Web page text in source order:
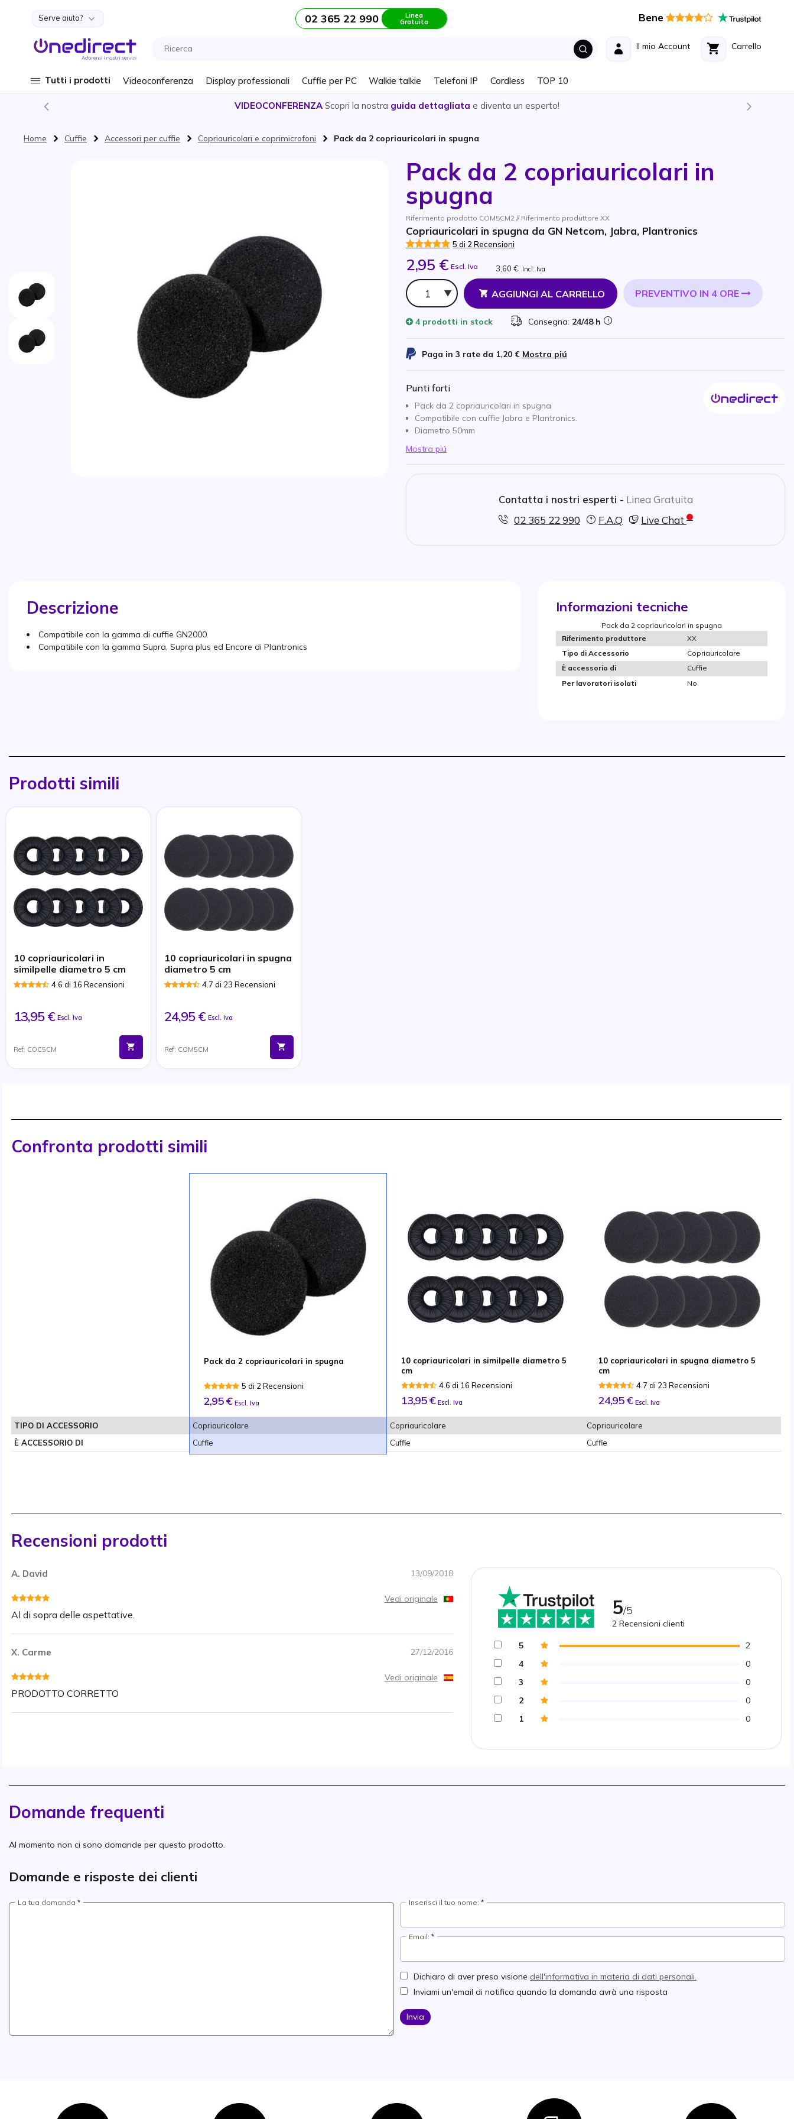
Salta al contenuto
Serve aiuto? 02 365 22 990 Linea
Gratuita Bene
Carrello
Il mio Account
Tutti i prodotti Videoconferenza Display professionali Cuffie per PC Walkie talkie Telefoni IP Cordless TOP 10
VIDEOCONFERENZA Scopri la nostra guida dettagliata e diventa un esperto!
Home Cuffie Accessori per cuffie Copriauricolari e coprimicrofoni Pack da 2 copriauricolari in spugna
Pack da 2 copriauricolari in
spugna
Riferimento prodotto COM5CM2 // Riferimento produttore XX
Copriauricolari in spugna da GN Netcom, Jabra, Plantronics
5 di 2 Recensioni
2,95 € Escl. Iva 3,60 € Incl. Iva
Qtà
AGGIUNGI AL CARRELLO PREVENTIVO IN 4 ORE
4 prodotti in stock Consegna: 24/48 h
Paga in 3 rate da 1,20 € Mostra piú
Punti forti
Pack da 2 copriauricolari in spugna
Compatibile con cuffie Jabra e Plantronics.
Diametro 50mm
Mostra piú
Contatta i nostri esperti - Linea Gratuita
02 365 22 990
F.A.Q Live Chat
Descrizione
Compatibile con la gamma di cuffie GN2000.
Compatibile con la gamma Supra, Supra plus ed Encore di Plantronics
Informazioni tecniche
Pack da 2 copriauricolari in spugna
Riferimento produttore
XX
Tipo di Accessorio
Copriauricolare
È accessorio di
Cuffie
Per lavoratori isolati
No
Prodotti simili
10 copriauricolari in
similpelle diametro 5 cm
4.6 di 16 Recensioni
13,95 € Escl. Iva
Ref: COC5CM
10 copriauricolari in spugna
diametro 5 cm
4.7 di 23 Recensioni
24,95 € Escl. Iva
Ref: COM5CM
Confronta prodotti simili
Pack da 2 copriauricolari in spugna
5 di 2 Recensioni
2,95 € Escl. Iva
10 copriauricolari in similpelle diametro 5
cm
4.6 di 16 Recensioni
13,95 € Escl. Iva
10 copriauricolari in spugna diametro 5
cm
4.7 di 23 Recensioni
24,95 € Escl. Iva
TIPO DI ACCESSORIO Copriauricolare Copriauricolare
Copriauricolare
È ACCESSORIO DI
Cuffie Cuffie Cuffie
Recensioni prodotti
A. David 13/09/2018
Al di sopra delle aspettative.
Vedi originale
X. Carme 27/12/2016
PRODOTTO CORRETTO
Vedi originale
5/5
2 Recensioni clienti
5
2
4
0
3
0
2
0
1
0
Domande frequenti
Al momento non ci sono domande per questo prodotto.
Domande e risposte dei clienti
La tua domanda Inserisci il tuo nome:
Email:
Dichiaro di aver preso visione dell'informativa in materia di dati personali.
Inviami un'email di notifica quando la domanda avrà una risposta
Invia